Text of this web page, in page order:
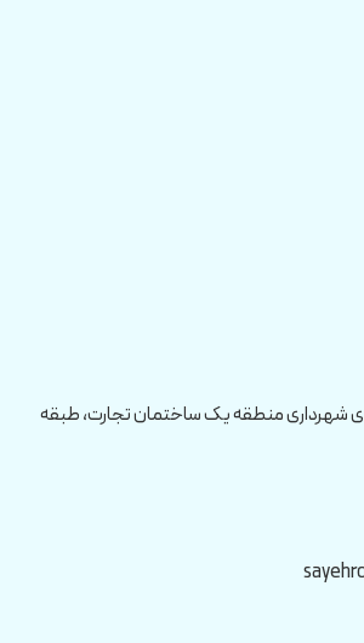
شهرداری منطقه یک ساختمان تجارت، طبقه